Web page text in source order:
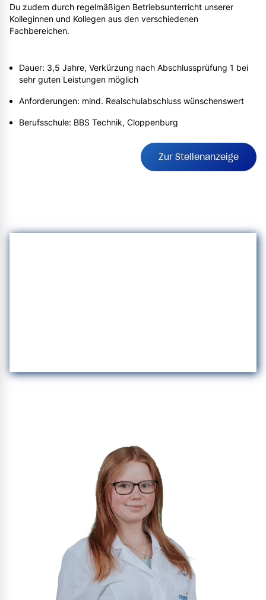
Du zudem durch regelmäßigen Betriebsunterricht unserer
Kolleginnen und Kollegen aus den verschiedenen
Fachbereichen.
Dauer: 3,5 Jahre, Verkürzung nach Abschlussprüfung 1 bei
sehr guten Leistungen möglich
Anforderungen: mind. Realschulabschluss wünschenswert
Berufsschule: BBS Technik, Cloppenburg
Zur Stellenanzeige